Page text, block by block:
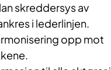
skreddersys av
i lederlinjen.
opp mot